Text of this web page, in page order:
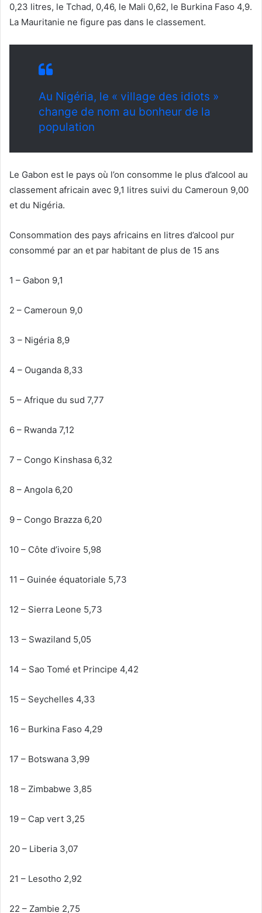
0,23 litres, le Tchad, 0,46, le Mali 0,62, le Burkina Faso 4,9.
La Mauritanie ne figure pas dans le classement.
Au Nigéria, le « village des idiots »
change de nom au bonheur de la
population
Le Gabon est le pays où l’on consomme le plus d’alcool au
classement africain avec 9,1 litres suivi du Cameroun 9,00
et du Nigéria.
Consommation des pays africains en litres d’alcool pur
consommé par an et par habitant de plus de 15 ans
1 – Gabon 9,1
2 – Cameroun 9,0
3 – Nigéria 8,9
4 – Ouganda 8,33
5 – Afrique du sud 7,77
6 – Rwanda 7,12
7 – Congo Kinshasa 6,32
8 – Angola 6,20
9 – Congo Brazza 6,20
10 – Côte d’ivoire 5,98
11 – Guinée équatoriale 5,73
12 – Sierra Leone 5,73
13 – Swaziland 5,05
14 – Sao Tomé et Principe 4,42
15 – Seychelles 4,33
16 – Burkina Faso 4,29
17 – Botswana 3,99
18 – Zimbabwe 3,85
19 – Cap vert 3,25
20 – Liberia 3,07
21 – Lesotho 2,92
22 – Zambie 2,75